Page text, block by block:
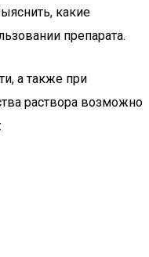
какие
препарата.
а также при
раствора возможно